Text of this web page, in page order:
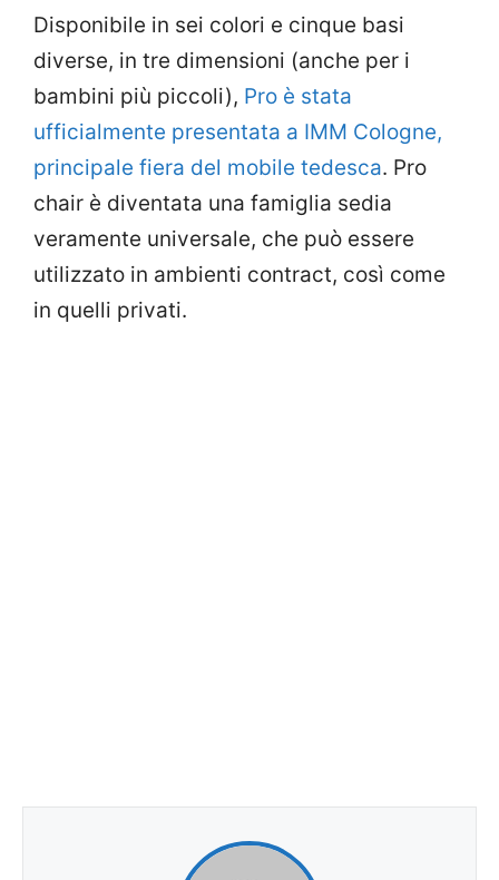
Disponibile in sei colori e cinque basi
diverse, in tre dimensioni (anche per i
bambini più piccoli), Pro è stata
ufficialmente presentata a IMM Cologne,
principale fiera del mobile tedesca. Pro
chair è diventata una famiglia sedia
veramente universale, che può essere
utilizzato in ambienti contract, così come
in quelli privati.